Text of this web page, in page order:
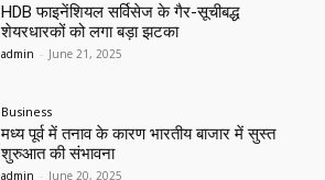
HDB फाइनेंशियल सर्विसेज के गैर-सूचीबद्ध
शेयरधारकों को लगा बड़ा झटका
admin - June 21, 2025
Business
मध्य पूर्व में तनाव के कारण भारतीय बाजार में सुस्त
शुरुआत की संभावना
admin - June 20, 2025